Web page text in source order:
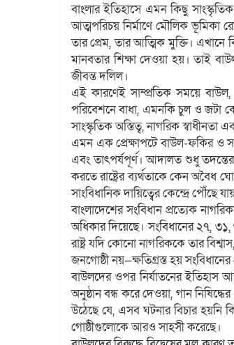
বাংলার ইতিহাসে এমন কিছু
আত্মপরিচয় নির্মাণে মৌলিক ভূমিকা
তার প্রেম, তার আত্মিক মুক্তি। এখানে
মানবতার শিক্ষা দেওয়া হয়। তাই
জীবন্ত দলিল।
এই কারণেই সাম্প্রতিক সময়ে
পরিবেশনে বাধা, এমনকি চুল ও জটা
সাংস্কৃতিক অস্তিত্ব, নাগরিক
এমন এক প্রেক্ষাপটে বাউল-ফকির ও
এবং তাৎপর্যপূর্ণ। আদালত শুধু তদন্তের
করতে রাষ্ট্রের ব্যর্থতাকে কেন অবৈধ
সাংবিধানিক দায়িত্বের কেন্দ্রে পৌঁছে
বাংলাদেশের সংবিধান প্রত্যেক
অধিকার দিয়েছে। সংবিধানের ২৭,
রাষ্ট্র যদি কোনো নাগরিককে তার
জনগোষ্ঠী নয়—ক্ষতিগ্রস্ত হয়
বাউলদের ওপর নির্যাতনের
অনুষ্ঠান বন্ধ করে দেওয়া, গান
উঠেছে যে, এসব ঘটনার বিচার হয়নি
গোষ্ঠীগুলোকে আরও সাহসী করেছে।